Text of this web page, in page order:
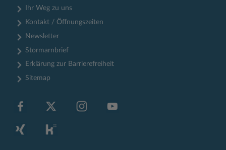
Ihr Weg zu uns
Kontakt / Öffnungszeiten
Newsletter
Stormarnbrief
Erklärung zur Barrierefreiheit
Sitemap